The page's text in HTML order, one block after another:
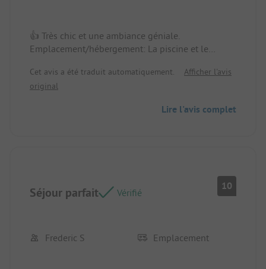
👍 Très chic et une ambiance géniale.
Emplacement/hébergement: La piscine et le
Cet avis a été traduit automatiquement.
Afficher l'avis
original
Lire l'avis complet
Séjour parfait Vérifié
10
Frederic S Emplacement